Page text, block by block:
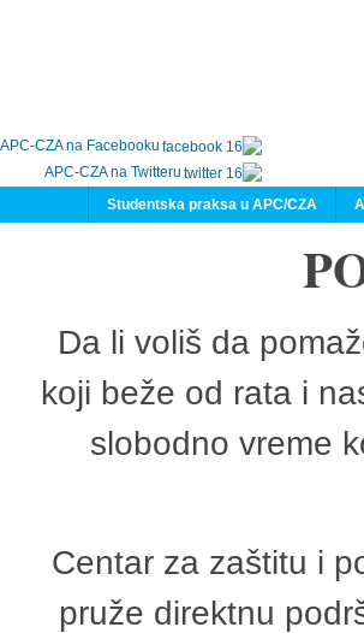
APC-CZA na Facebooku
APC-CZA na Twitteru
Studentska praksa u APC/CZA
Da li voliš da
koji beže od rata i
slobodno vreme
Centar za zaštitu i
pruže direktnu